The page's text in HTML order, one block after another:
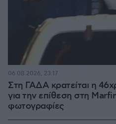
Στη ΓΑΔΑ κρατείται η
για την επίθεση στη
φωτογραφίες
06.08.2026, 23:17